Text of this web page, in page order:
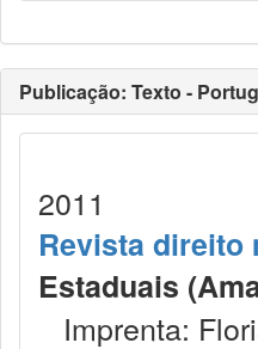
Publicação: Texto -
2011
Revista direito
Estaduais
Imprenta: